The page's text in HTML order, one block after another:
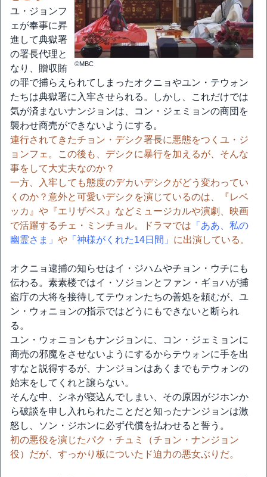
©MBC
ユ・ジョンフ
ェが奉事に昇
進して典獄署
の署長代理と
なり、贈収賄
の罪で捕らえられてしまったオクニョやユン・テウォン
たちは典獄署に入牢させられる。しかし、これだけでは
気が済まないナンジョンは、コン・ジェミョンの商団を
襲わせ商売ができないようにする。
連行されてきたチョン・デシク署長に悪態をつくユ・ジ
ョンフェ。この後も、デシクに暴行を加えるが、そんな
事をして大丈夫なのか？
一方、入牢しても態度のデカいデシクがどう変わってい
くのか？意外と可愛いデシクを演じているのは、『レベ
ッカ』や『エリザベス』などミュージカルや演劇、映画
で活躍するチェ・ミンチョル。ドラマでは 「ああ、私の
幽霊さま」 や 「神様がくれた14日間」 に出演している。
オクニョ逮捕の知らせはイ・ジハムやチョン・ウチにも
伝わる。素素楼ではイ・ソジョンとファン・ギョハが捕
盗庁の大将を接待してテウォンたちの善処を頼むが、ユ
ン・ウォニョンの指示ではどうにもできないと断られ
る。
ユン・ウォニョンもナンジョンに、コン・ジェミョンに
商売の邪魔をさせないようにするからテウォンに手を出
すなと説得するが、ナンジョンはあくまでもテウォンの
始末をしてくれと譲らない。
そんな中、シネが寝込んでしまい、その原因がジホンか
ら破談を申し入れられたことだと知ったナンジョンは激
怒し、ソン・ジホンに必ず代償を払わせると誓う。
初の悪役を演じたパク・チュミ（チョン・ナンジョン
役）だが、すっかり板についたド迫力の悪女ぶりだ。